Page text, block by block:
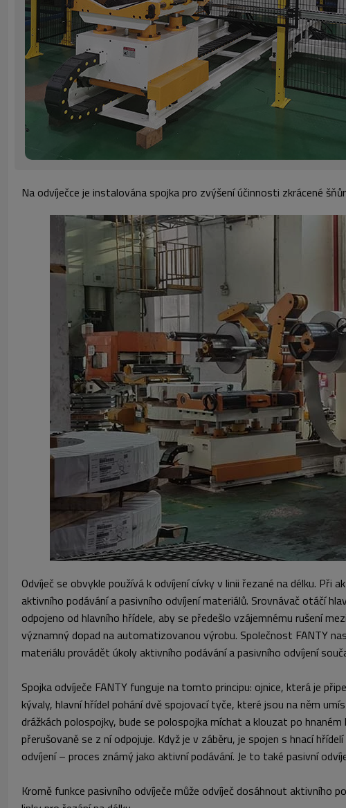
Na odvíječce je instalována spojka pro zvýšení účinnosti zkrácené
Odvíječ se obvykle používá k odvíjení cívky v linii řezané na délku.
aktivního podávání a pasivního odvíjení materiálů. Srovnávač otáčí
odpojeno od hlavního hřídele, aby se předešlo vzájemnému rušení
významný dopad na automatizovanou výrobu. Společnost FANTY
materiálu provádět úkoly aktivního podávání a pasivního odvíjení
Spojka odvíječe FANTY funguje na tomto principu: ojnice, která je
kývaly, hlavní hřídel pohání dvě spojovací tyče, které jsou na něm
drážkách polospojky, bude se polospojka míchat a klouzat po
přerušovaně se z ní odpojuje. Když je v záběru, je spojen s hnací
odvíjení – proces známý jako aktivní podávání. Je to také pasivní
Kromě funkce pasivního odvíječe může odvíječ dosáhnout aktivního